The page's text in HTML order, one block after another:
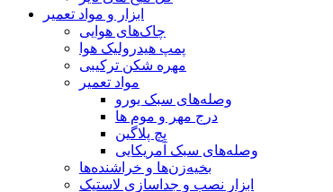
ابزار و مواد تعمیر
چاک‌های هوایی
پمپ هیدرولیک هوا
مهره شکن ترکیبی
مواد تعمیر
وصله‌های سبک یورو
درج مهر و موم ها
پچ پلاگین
وصله‌های سبک آمریکایی
بخیه‌زن‌ها و خراشنده‌ها
ابزار نصب و جداسازی لاستیک